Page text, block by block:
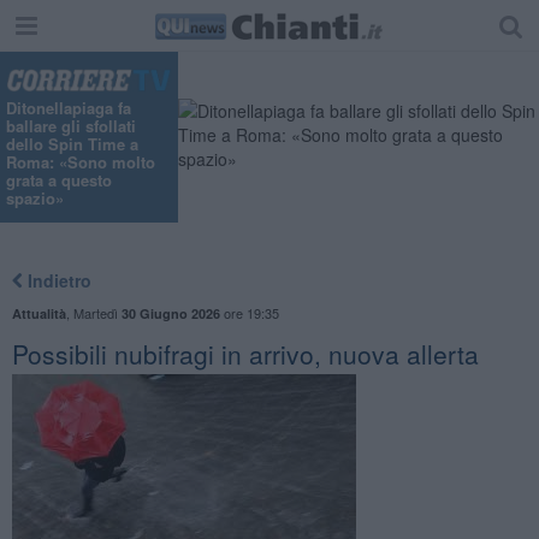
Ditonellapiaga fa
ballare gli sfollati
dello Spin Time a
Roma: «Sono molto
grata a questo
spazio»
Indietro
Attualità Martedì 30 Giugno 2026ore 19:35
Possibili nubifragi in arrivo, nuova allerta